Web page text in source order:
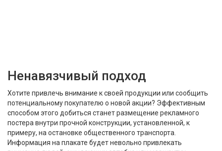
Ненавязчивый подход
Хотите привлечь внимание к своей продукции или сообщить
потенциальному покупателю о новой акции? Эффективным
способом этого добиться станет размещение рекламного
постера внутри прочной конструкции, установленной, к
примеру, на остановке общественного транспорта.
Информация на плакате будет невольно привлекать